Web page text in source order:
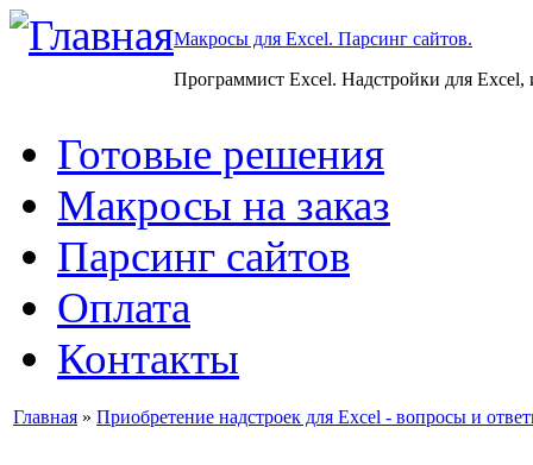
Макросы для Excel. Парсинг сайтов.
Программист Excel. Надстройки для Excel,
Готовые решения
Макросы на заказ
Парсинг сайтов
Оплата
Контакты
Главная » Приобретение надстроек для Excel - вопросы и